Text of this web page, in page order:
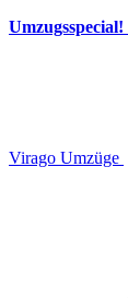
Umzugsspecial!
Virago Umzüge